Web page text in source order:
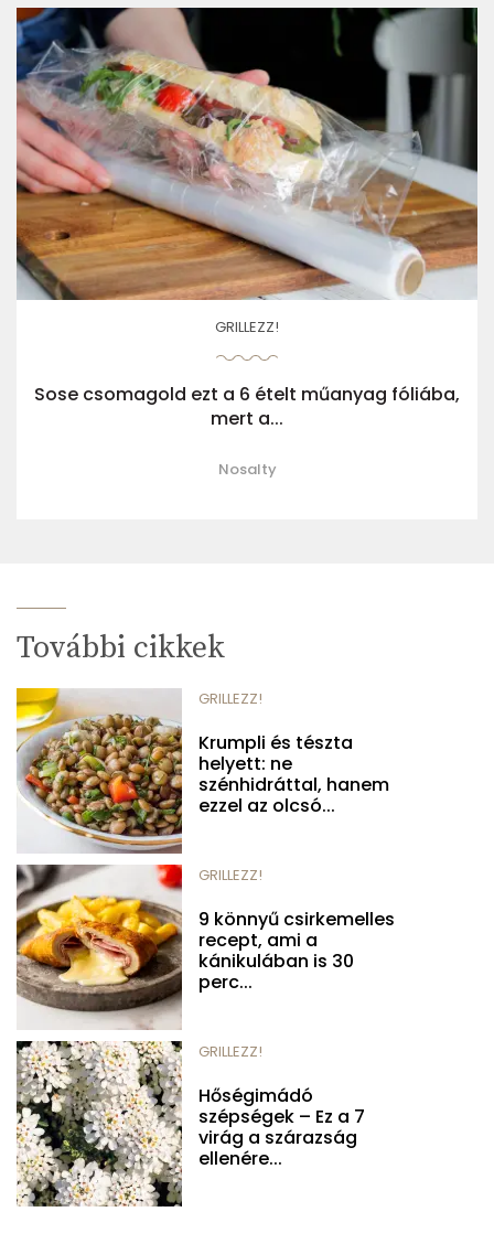
GRILLEZZ!
Sose csomagold ezt a 6 ételt műanyag fóliába,
mert a...
Nosalty
További cikkek
GRILLEZZ!
Krumpli és tészta
helyett: ne
szénhidráttal, hanem
ezzel az olcsó...
GRILLEZZ!
9 könnyű csirkemelles
recept, ami a
kánikulában is 30
perc...
GRILLEZZ!
Hőségimádó
szépségek – Ez a 7
virág a szárazság
ellenére...